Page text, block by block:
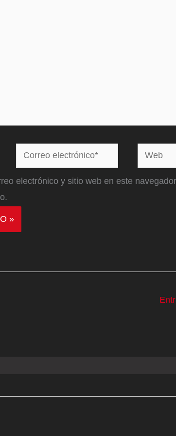
Correo
electrónico*
Web
electrónico y sitio web en este